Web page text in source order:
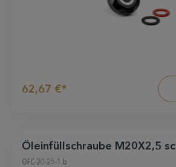
62,67 €*
Öleinfüllschraube M20X2,5
OFC-20-25-1.b